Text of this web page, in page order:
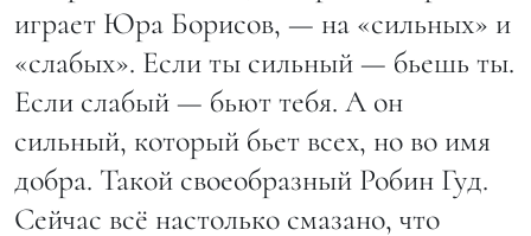
играет Юра Борисов, — на «сильных» и
«слабых». Если ты сильный — бьешь ты.
Если слабый — бьют тебя. А он
сильный, который бьет всех, но во имя
добра. Такой своеобразный Робин Гуд.
Сейчас всё настолько смазано, что